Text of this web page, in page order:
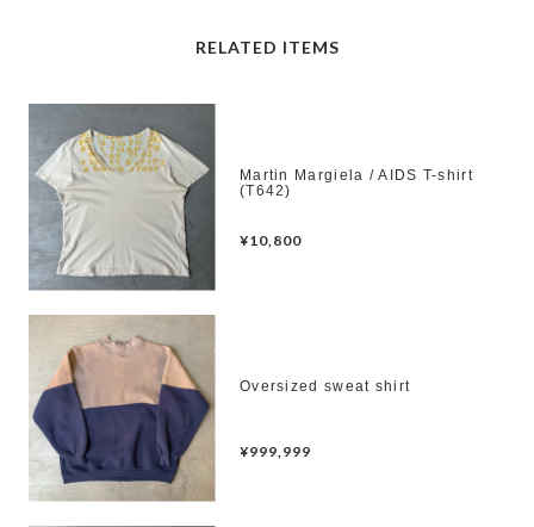
RELATED ITEMS
Martin Margiela / AIDS T-shirt
(T642)
¥10,800
Oversized sweat shirt
¥999,999